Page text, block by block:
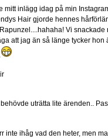
mitt inlägg idag på min
Hair gjorde hennes
Vi
att jag än så länge tycker
uträtta lite ärenden..
inte ihåg vad den heter, men